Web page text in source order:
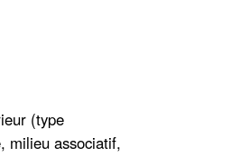
(type
milieu associatif,